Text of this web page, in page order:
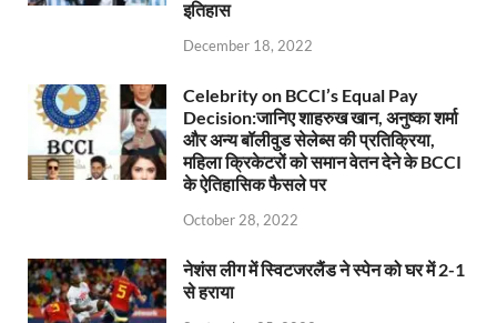
इतिहास
December 18, 2022
Celebrity on BCCI’s Equal Pay
Decision:जानिए शाहरुख खान, अनुष्का शर्मा
और अन्य बॉलीवुड सेलेब्स की प्रतिक्रिया,
महिला क्रिकेटरों को समान वेतन देने के BCCI
के ऐतिहासिक फैसले पर
October 28, 2022
नेशंस लीग में स्विटजरलैंड ने स्पेन को घर में 2-1
से हराया